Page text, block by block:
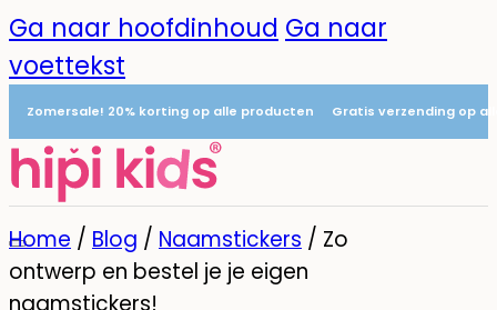
Ga naar hoofdinhoud Ga naar
voettekst
Zomersale! 20% korting op alle producten Gratis verzending op
Home / Blog / Naamstickers / Zo
ontwerp en bestel je je eigen
naamstickers!